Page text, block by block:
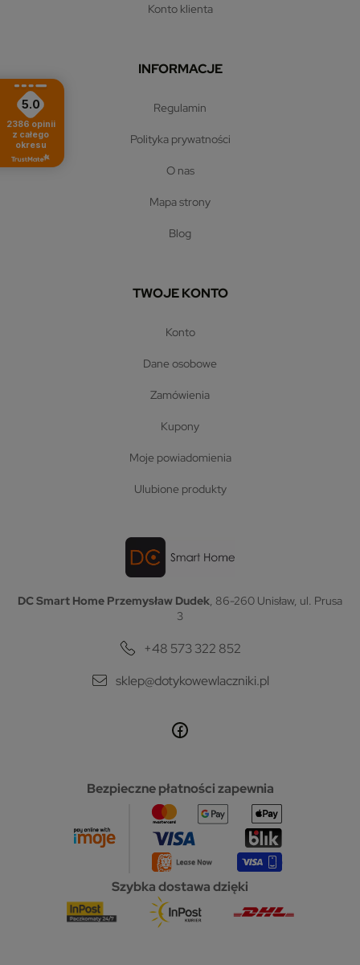
5.0
2386 opinii
z całego
okresu
konto klienta
INFORMACJE
regulamin
polityka prywatności
o nas
mapa strony
blog
TWOJE KONTO
konto
dane osobowe
zamówienia
kupony
moje powiadomienia
ulubione produkty
DC Smart Home Przemysław Dudek, 86-260 Unisław, ul. Prusa
3
+48 573 322 852
sklep@dotykowewlaczniki.pl
Bezpieczne płatności zapewnia
Szybka dostawa dzięki